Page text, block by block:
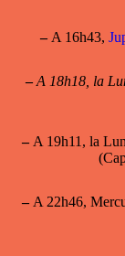
–A 16h43,
– A 18h18, la
–A 19h11, la
–A 22h46,